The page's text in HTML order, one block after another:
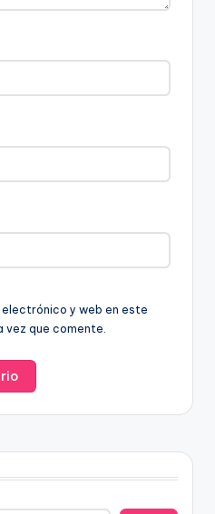
y web en este
vez que comente.